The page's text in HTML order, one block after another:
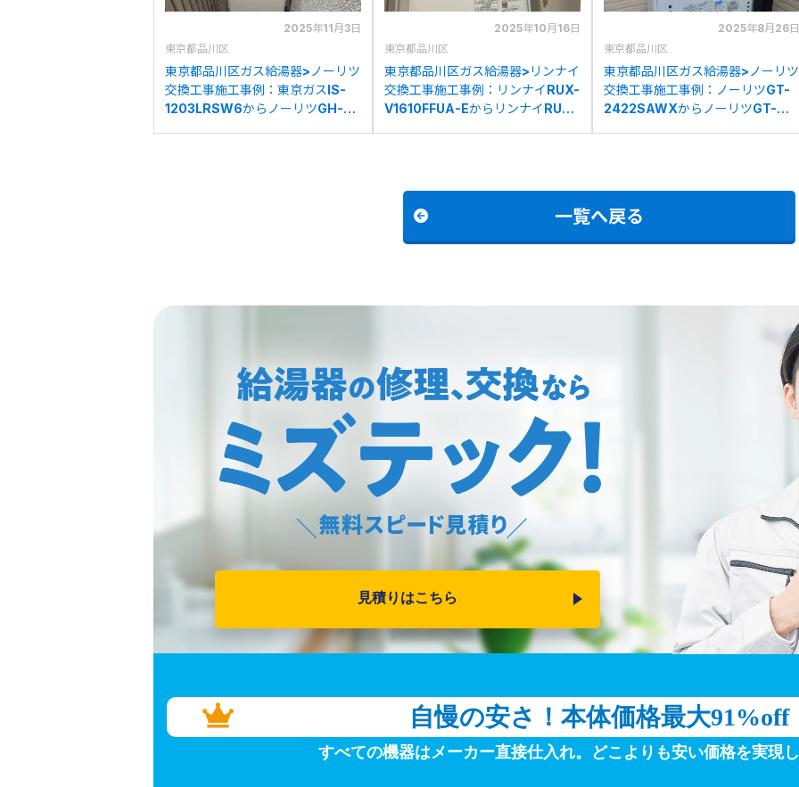
2025年11月3日
東京都品川区
東京都品川区ガス給湯器>ノーリツ
交換工事施工事例：東京ガスIS-
1203LRSW6からノーリツGH-
2025年10月16日
東京都品川区
東京都品川区ガス給湯器>リンナイ
交換工事施工事例：リンナイRUX-
V1610FFUA-EからリンナイRUX-
2025年8月26日
東京都品川区
東京都品川区ガス給湯器>ノーリツ
交換工事施工事例：ノーリツGT-
2422SAWXからノーリツGT-
一覧へ戻る
見積りはこちら
自慢の安さ！ 本体価格最大91%off
すべての機器はメーカー直接仕入れ。 どこよりも安い価格を実現